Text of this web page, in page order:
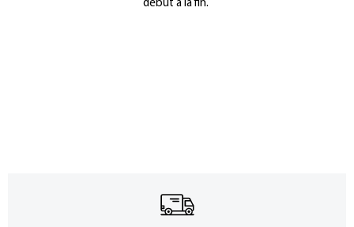
début à la fin.